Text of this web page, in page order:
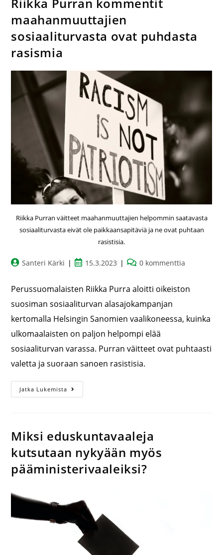
maahanmuuttajien
sosiaaliturvasta ovat puhdasta
rasismia
Riikka Purran väitteet maahanmuuttajien helpommin saatavasta
sosiaaliturvasta eivät ole paikkaansapitäviä ja ne ovat puhtaan
rasistisia.
Santeri Kärki 15.3.2023 0 kommenttia
Perussuomalaisten Riikka Purra aloitti oikeiston
suosiman sosiaaliturvan alasajokampanjan
kertomalla Helsingin Sanomien vaalikoneessa, kuinka
ulkomaalaisten on paljon helpompi elää
sosiaaliturvan varassa. Purran väitteet ovat puhtaasti
valetta ja suoraan sanoen rasistisia.
Jatka Lukemista
Miksi eduskuntavaaleja
kutsutaan nykyään myös
pääministerivaaleiksi?